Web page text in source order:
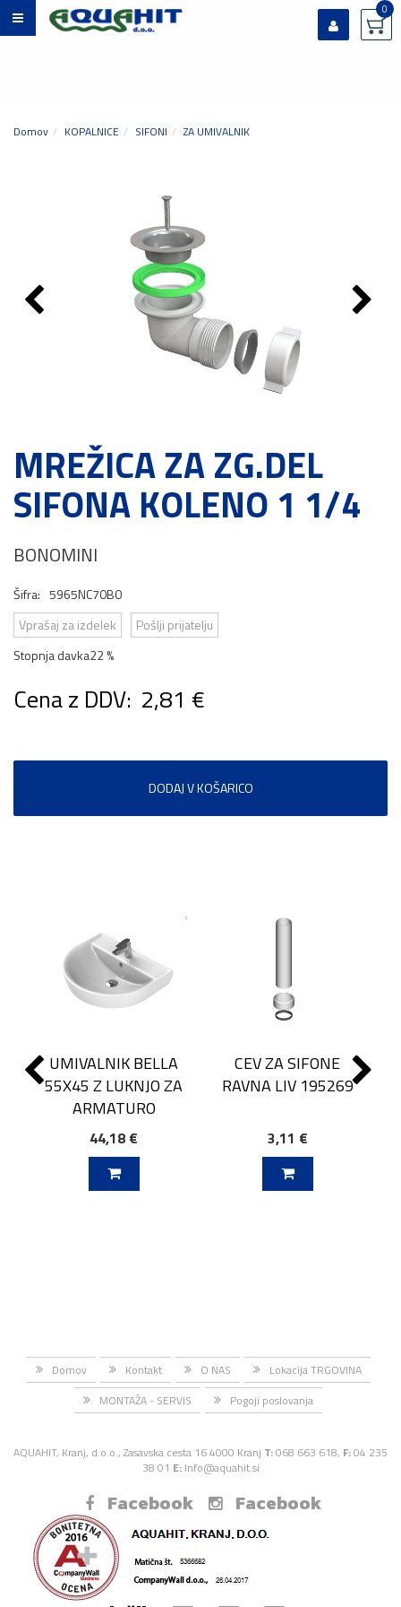
0
Domov KOPALNICE SIFONI ZA UMIVALNIK
MREŽICA ZA ZG.DEL
SIFONA KOLENO 1 1/4
BONOMINI
Šifra: 5965NC70B0
Vprašaj za izdelek
Pošlji prijatelju
Stopnja davka22 %
Cena z DDV: 2,81 €
DODAJ V KOŠARICO
UMIVALNIK BELLA
55X45 Z LUKNJO ZA
ARMATURO
44,18 €
CEV ZA SIFONE
RAVNA LIV 195269
3,11 €
Domov Kontakt O NAS
Lokacija TRGOVINA
MONTAŽA - SERVIS
Pogoji poslovanja
AQUAHIT, Kranj, d.o.o., Zasavska cesta 16 4000 Kranj T:068 663 618, F:04 235
38 01 E: Info@aquahit.si
Facebook Facebook